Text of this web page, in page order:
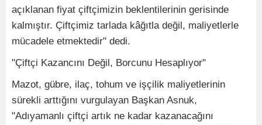
açıklanan fiyat çiftçimizin beklentilerinin gerisinde
kalmıştır. Çiftçimiz tarlada kâğıtla değil, maliyetlerle
mücadele etmektedir" dedi.
"Çiftçi Kazancını Değil, Borcunu Hesaplıyor"
Mazot, gübre, ilaç, tohum ve işçilik maliyetlerinin
sürekli arttığını vurgulayan Başkan Asnuk,
"Adıyamanlı çiftçi artık ne kadar kazanacağını